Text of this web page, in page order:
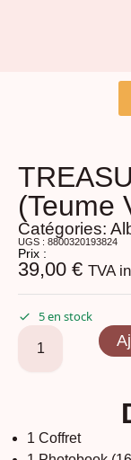
(Teume
Catégories:
UGS : 8800320193824
Prix :
39,00 € TVA
5 en stock
1 Coffret